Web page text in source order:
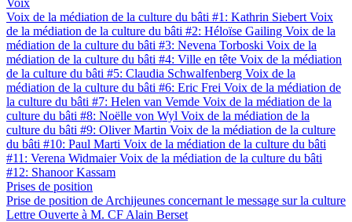
Voix
Voix de la médiation de la culture du bâti #1: Kathrin Siebert Voix
de la médiation de la culture du bâti #2: Héloïse Gailing Voix de la
médiation de la culture du bâti #3: Nevena Torboski Voix de la
médiation de la culture du bâti #4: Ville en tête Voix de la médiation
de la culture du bâti #5: Claudia Schwalfenberg Voix de la
médiation de la culture du bâti #6: Eric Frei Voix de la médiation de
la culture du bâti #7: Helen van Vemde Voix de la médiation de la
culture du bâti #8: Noëlle von Wyl Voix de la médiation de la
culture du bâti #9: Oliver Martin Voix de la médiation de la culture
du bâti #10: Paul Marti Voix de la médiation de la culture du bâti
#11: Verena WidmaierVoix de la médiation de la culture du bâti
#12: Shanoor Kassam
Prises de position
Prise de position de Archijeunes concernant le message sur la culture
Lettre Ouverte à M. CF Alain Berset